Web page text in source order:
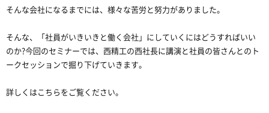
そんな会社になるまでには、様々な苦労と努力がありました。
そんな、「社員がいきいきと働く会社」にしていくにはどうすればいい
のか?今回のセミナーでは、西精工の西社長に講演と社員の皆さんとのト
ークセッションで掘り下げていきます。
詳しくはこちらをご覧ください。